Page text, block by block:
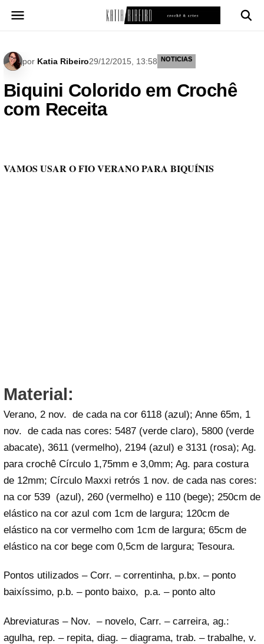
para
por Katia Ribeiro29/12/2015, 13:58 NOTICIAS
Biquini Colorido em Crochê
com Receita
VAMOS USAR O FIO VERANO PARA BIQUÍNIS
Material:
Verano, 2 nov. de cada na cor 6118 (azul); Anne 65m, 1
nov. de cada nas cores: 5487 (verde claro), 5800 (verde
abacate), 3611 (vermelho), 2194 (azul) e 3131 (rosa); Ag.
para crochê Círculo 1,75mm e 3,0mm; Ag. para costura
de 12mm; Círculo Maxxi retrós 1 nov. de cada nas cores:
na cor 539 (azul), 260 (vermelho) e 110 (bege); 250cm de
elástico na cor azul com 1cm de largura; 120cm de
elástico na cor vermelho com 1cm de largura; 65cm de
elástico na cor bege com 0,5cm de largura; Tesoura.
Pontos utilizados – Corr. – correntinha, p.bx. – ponto
baixíssimo, p.b. – ponto baixo, p.a. – ponto alto
Abreviaturas – Nov. – novelo, Carr. – carreira, ag.:
agulha, rep. – repita, diag. – diagrama, trab. – trabalhe, v.